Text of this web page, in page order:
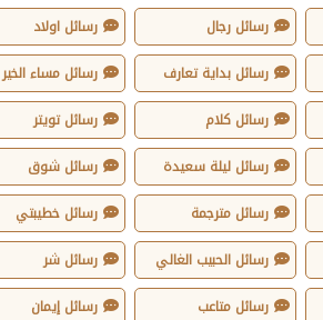
رسائل رجال رسائل اولاد
رسائل بداية تعارف رسائل مساء الخير
رسائل كلام رسائل تويتر
رسائل ليلة سعيدة رسائل شوق
رسائل مترجمة رسائل خطيبتي
رسائل الحبيب الغالي رسائل شر
رسائل متاعب رسائل إيمان